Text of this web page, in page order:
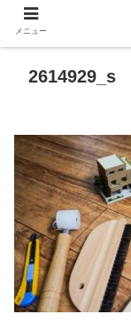
2614929_s
メニュー